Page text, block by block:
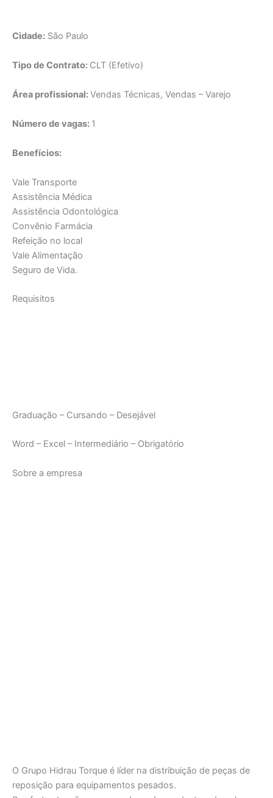
Cidade: São Paulo
Tipo de Contrato: CLT (Efetivo)
Área profissional:Vendas Técnicas, Vendas – Varejo
Número de vagas: 1
Benefícios:
Vale Transporte
Assistência Médica
Assistência Odontológica
Convênio Farmácia
Refeição no local
Vale Alimentação
Seguro de Vida.
Requisitos
Graduação – Cursando – Desejável
Word – Excel – Intermediário – Obrigatório
Sobre a empresa
O Grupo Hidrau Torque é líder na distribuição de peças de
reposição para equipamentos pesados.